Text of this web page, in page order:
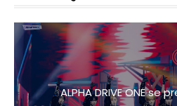
ALPHA DRIVE ONE se